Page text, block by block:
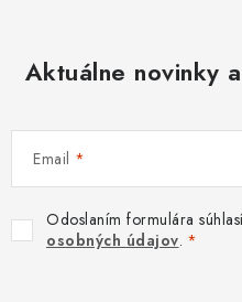
Aktuálne novinky
Email
Odoslaním formulára
osobných údajov.